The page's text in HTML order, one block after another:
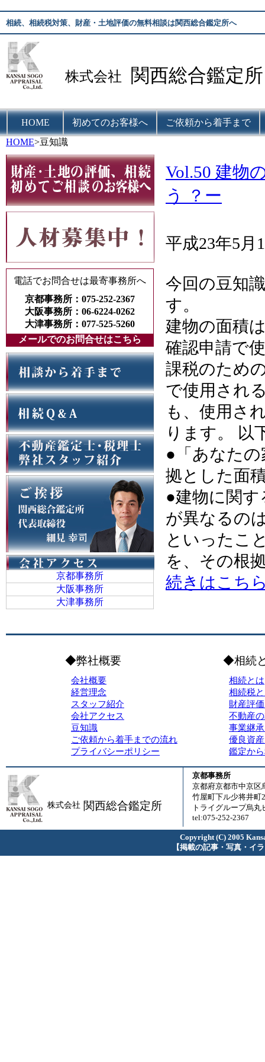
相続、相続税対策、財産・土地評価の無料相談は関西総合鑑定所へ
株式会社 関西総合鑑定所
HOME 初めてのお客様へ
ご依頼から着手まで
HOME>豆知識
電話でお問合せは最寄事務所へ
京都事務所：075-252-2367
大阪事務所：06-6224-0262
大津事務所：077-525-5260
メールでのお問合せはこちら
京都事務所
大阪事務所
大津事務所
Vol.50 建物
う ？ー
平成23年5月
今回の豆知
す。
建物の面積
確認申請で
課税のため
で使用され
も、使用さ
ります。 以
●「あなた
拠とした面
●建物に関
が異なるの
といったこ
を、その根
続きはこち
◆弊社概要
会社概要
経営理念
スタッフ紹介
会社アクセス
豆知識
ご依頼から着手までの流れ
プライバシーポリシー
◆相続
相続とは
相続税
財産評
不動産
事業継
優良資
鑑定か
株式会社 関西総合鑑定所
京都事務所
京都府京都市中京区
竹屋町下ル少将井町
トライグループ烏丸
tel:075-252-2367
Copyright (C) 2005
【掲載の記事・写真・イラ